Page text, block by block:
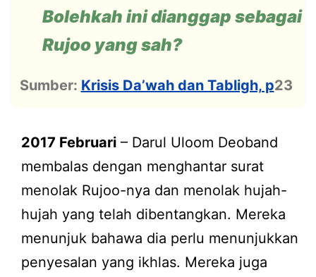
Bolehkah ini dianggap sebagai
Rujoo yang sah?
Sumber: Krisis Da’wah dan Tabligh, p23
2017 Februari – Darul Uloom Deoband
membalas dengan menghantar surat
menolak Rujoo-nya dan menolak hujah-
hujah yang telah dibentangkan. Mereka
menunjuk bahawa dia perlu menunjukkan
penyesalan yang ikhlas. Mereka juga